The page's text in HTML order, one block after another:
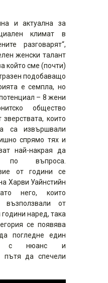
и актуална за
климат в
разговарят“,
женски талант
който сме (почти)
подобаващо
е семпла, но
– 8 жени
общество
зверствата, които
са извършвали
спрямо тях и
най-накрая да
по въпроса.
от години се
Харви Уайнстийн
него, които
от
наред, така
се появява
погледне един
с нюанс и
пътя да спечели